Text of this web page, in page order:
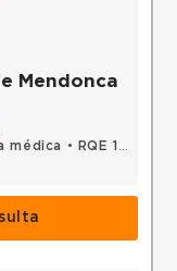
Mendonca
médica •
RQE 14207 - Cardiologia